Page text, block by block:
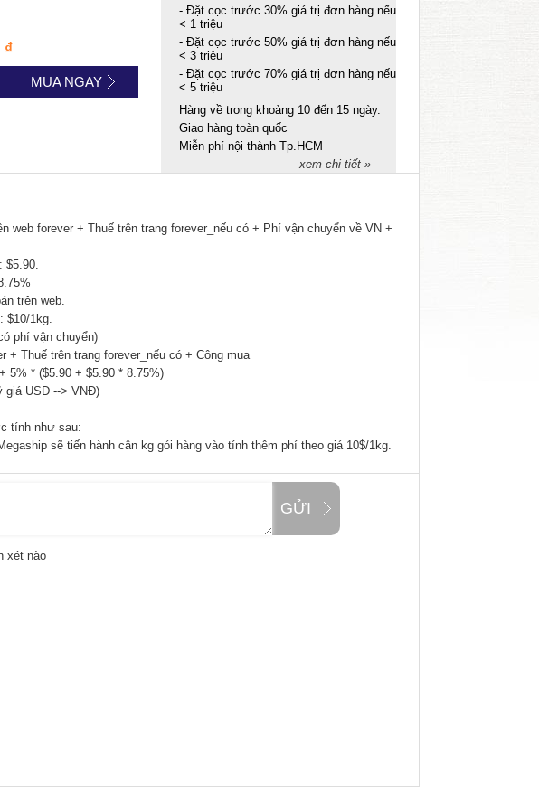
₫
MUA NGAY
- Đặt cọc trước 30% giá trị đơn hàng nếu
< 1 triệu
- Đặt cọc trước 50% giá trị đơn hàng nếu
< 3 triệu
- Đặt cọc trước 70% giá trị đơn hàng nếu
< 5 triệu
Hàng về trong khoảng 10 đến 15 ngày.
Giao hàng toàn quốc
Miễn phí nội thành Tp.HCM
xem chi tiết »
web forever + Thuế trên trang forever_nếu có + Phí vận chuyển về VN +
trên web.
$10/1kg.
có phí vận chuyển)
+ Thuế trên trang forever_nếu có + Công mua
5% * ($5.90 + $5.90 * 8.75%)
giá USD --> VNĐ)
tính như sau:
sẽ tiến hành cân kg gói hàng vào tính thêm phí theo giá 10$/1kg.
GỬI
xét nào